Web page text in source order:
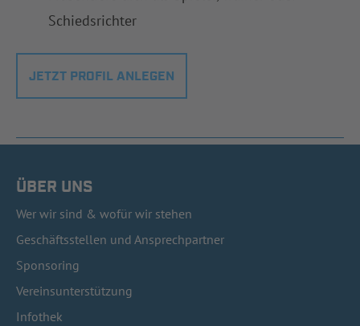
Schiedsrichter
JETZT PROFIL ANLEGEN
ÜBER UNS
Wer wir sind & wofür wir stehen
Geschäftsstellen und Ansprechpartner
Sponsoring
Vereinsunterstützung
Infothek